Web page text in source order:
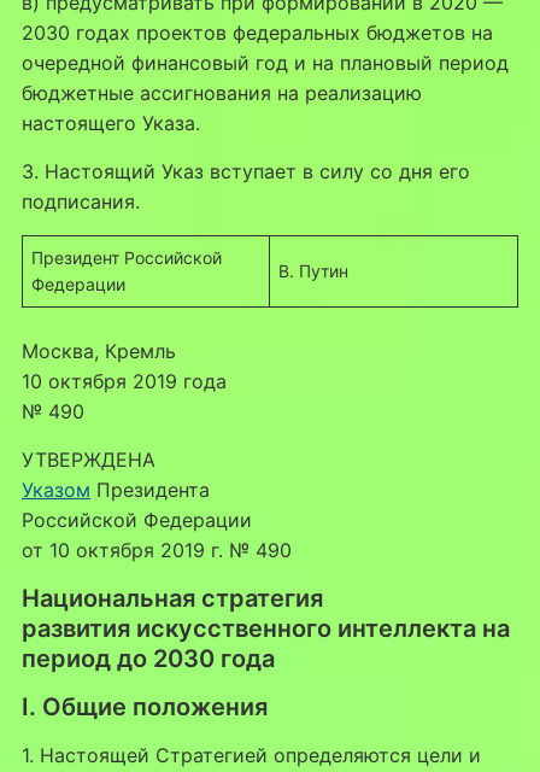
2030 годах проектов федеральных бюджетов на
очередной финансовый год и на плановый период
бюджетные ассигнования на реализацию
настоящего Указа.
3. Настоящий Указ вступает в силу со дня его
подписания.
Президент Российской
Федерации
В. Путин
Москва, Кремль
10 октября 2019 года
№ 490
УТВЕРЖДЕНА
Указом Президента
Российской Федерации
от 10 октября 2019 г. № 490
Национальная стратегия
развития искусственного интеллекта на
период до 2030 года
I. Общие положения
1. Настоящей Стратегией определяются цели и